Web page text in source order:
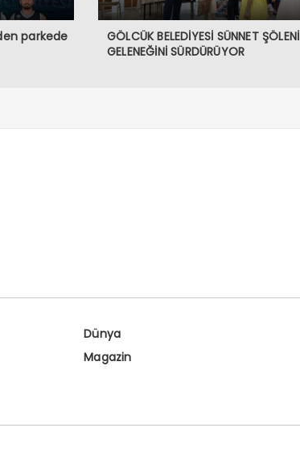
parkede
GÖLCÜK BELEDİYESİ SÜNNET ŞÖLENİ
GELENEĞİNİ SÜRDÜRÜYOR
Dünya
Magazin